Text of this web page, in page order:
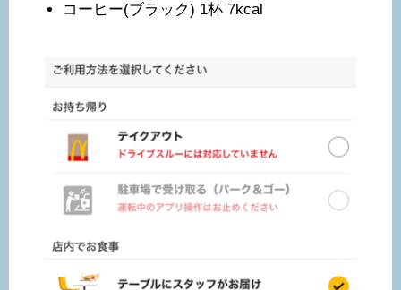
コーヒー(ブラック) 1杯 7kcal